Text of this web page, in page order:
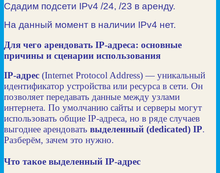
Сдадим подсети IPv4 /24, /23 в аренду.
На данный момент в наличии IPv4 нет.
Для чего арендовать IP‑адреса: основные
причины и сценарии использования
IP‑адрес (Internet Protocol Address) — уникальный
идентификатор устройства или ресурса в сети. Он
позволяет передавать данные между узлами
интернета. По умолчанию сайты и серверы могут
использовать общие IP‑адреса, но в ряде случаев
выгоднее арендовать выделенный (dedicated) IP.
Разберём, зачем это нужно.
Что такое выделенный IP‑адрес